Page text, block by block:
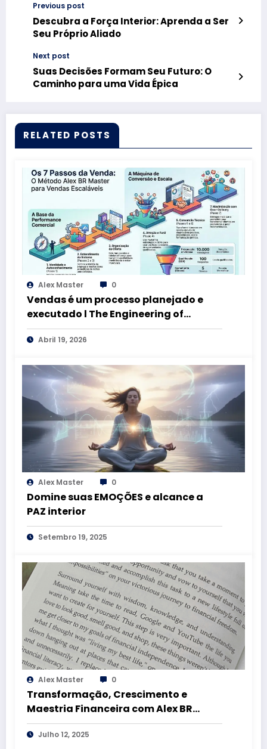
Previous post
Descubra a Força Interior: Aprenda a Ser
Seu Próprio Aliado
Next post
Suas Decisões Formam Seu Futuro: O
Caminho para uma Vida Épica
RELATED POSTS
Alex Master 0
Vendas é um processo planejado e
executado l The Engineering of
Predictable Growth
Abril 19, 2026
Alex Master 0
Domine suas EMOÇÕES e alcance a
PAZ interior
Setembro 19, 2025
Alex Master 0
Transformação, Crescimento e
Maestria Financeira com Alex BR
Master
Julho 12, 2025